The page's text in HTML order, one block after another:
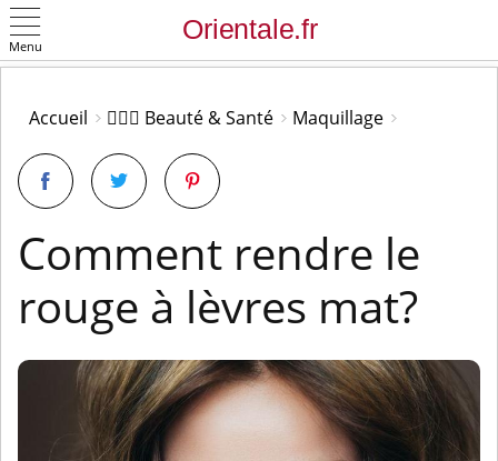
Menu
Accueil 👩🏻‍⚕️ Beauté & Santé Maquillage
Comment rendre le
rouge à lèvres mat?